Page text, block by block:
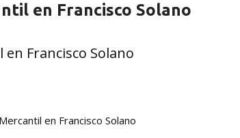
en Francisco Solano
Francisco Solano
en Francisco Solano